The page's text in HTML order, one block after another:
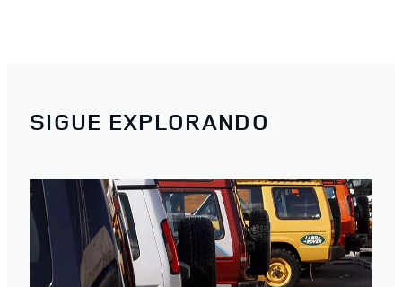
SIGUE EXPLORANDO